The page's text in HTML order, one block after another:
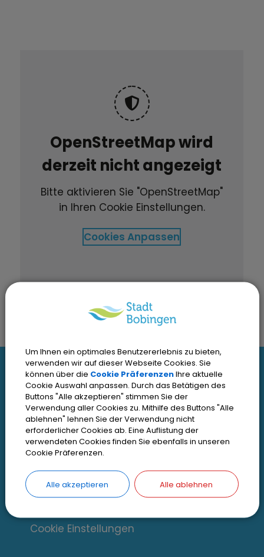
OpenStreetMap wird
derzeit nicht angezeigt
Bitte aktivieren Sie "OpenStreetMap"
in Ihren Cookie Einstellungen.
Cookies Anpassen
I
n
t
e
r
e
s
s
Interessante Links
Kontakt
Inhaltsverzeichnis
Impressum
Datenschutz
Zugangseröffnung
Cookie Einstellungen
Um Ihnen ein optimales Benutzererlebnis zu bieten,
verwenden wir auf dieser Webseite Cookies. Sie
können über die Cookie PräferenzenIhre aktuelle
Cookie Auswahl anpassen. Durch das Betätigen des
Buttons "Alle akzeptieren" stimmen Sie der
Verwendung aller Cookies zu. Mithilfe des Buttons "Alle
ablehnen" lehnen Sie der Verwendung nicht
erforderlicher Cookies ab. Eine Auflistung der
verwendeten Cookies finden Sie ebenfalls in unseren
Cookie Präferenzen.
Alle akzeptieren Alle ablehnen